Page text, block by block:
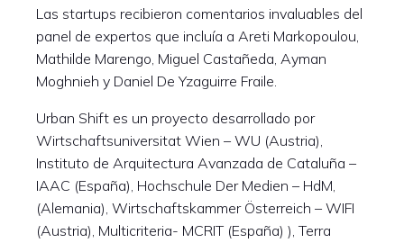
Las startups recibieron comentarios invaluables del
panel de expertos que incluía a Areti Markopoulou,
Mathilde Marengo, Miguel Castañeda, Ayman
Moghnieh y Daniel De Yzaguirre Fraile.
Urban Shift es un proyecto desarrollado por
Wirtschaftsuniversitat Wien – WU (Austria),
Instituto de Arquitectura Avanzada de Cataluña –
IAAC (España), Hochschule Der Medien – HdM,
(Alemania), Wirtschaftskammer Österreich – WIFI
(Austria), Multicriteria- MCRIT (España) ), Terra